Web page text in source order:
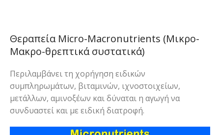
Θεραπεία Micro-Macronutrients (Μικρο-
Μακρο-θρεπτικά συστατικά)
Περιλαμβάνει τη χορήγηση ειδικών
συμπληρωμάτων, βιταμινών, ιχνοστοιχείων,
μετάλλων, αμινοξέων και δύναται η αγωγή να
συνδυαστεί και με ειδική διατροφή.